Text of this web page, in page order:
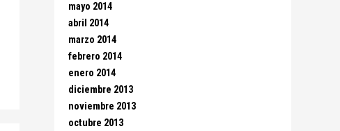
mayo 2014
abril 2014
marzo 2014
febrero 2014
enero 2014
diciembre 2013
noviembre 2013
octubre 2013